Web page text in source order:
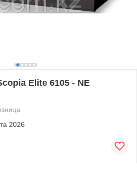
Elite 6105 - NE
2026